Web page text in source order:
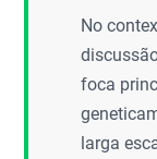
No
foca
larga